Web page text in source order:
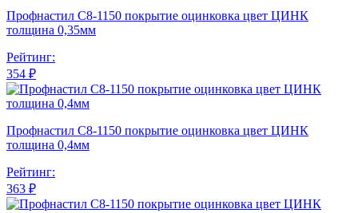
Профнастил С8-1150 покрытие оцинковка цвет ЦИНК
толщина 0,35мм
Рейтинг:
354 ₽
Профнастил С8-1150 покрытие оцинковка цвет ЦИНК
толщина 0,4мм
Рейтинг:
363 ₽